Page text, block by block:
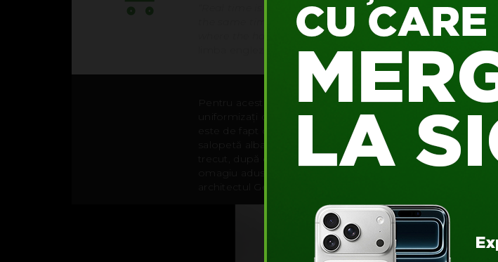
“Real time is a term that is used in the film industry. It
the same time as it took to film it. I play with that
where the hands of time are literally moved in real time”,
limba engleză, pentru că nu poate suna mai bine și mai
Pentru acest proiect, Maarten Baas s-a inspirat din
uniformizați de salopete albastre dau cu mătura și cu
este de fapt o cutie mare care atârnă din tavan,
salopetă albastră pătrunde în... ceas. Are o găleată roșie
trecut, după care desenează unul nou, și tot așa.
omagiu adus de Baas celor mai importanți artiști olandezi
architectul Gerrit Rietveld.